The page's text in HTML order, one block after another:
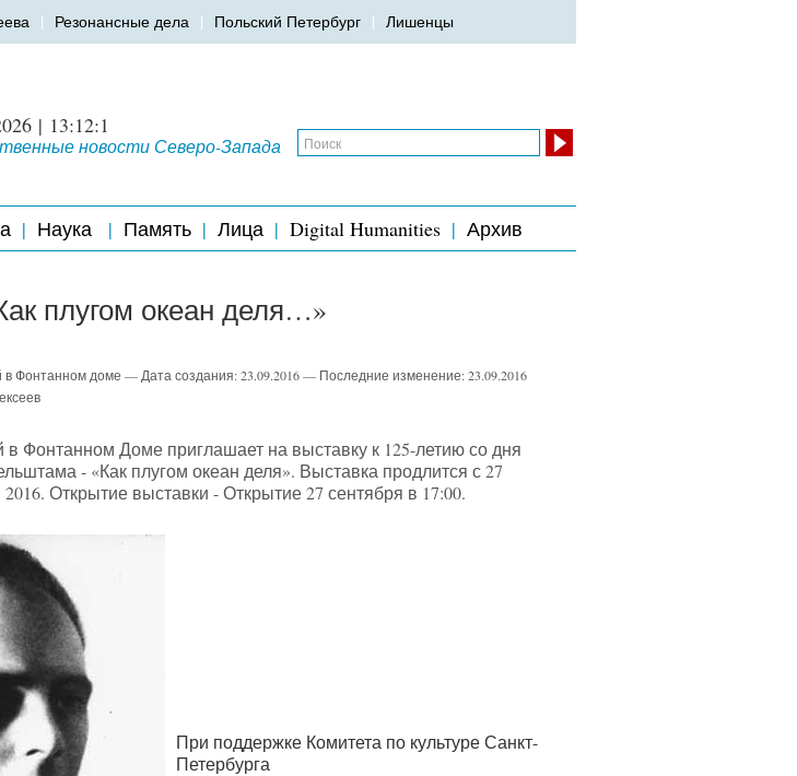
Резонансные дела Польский Петербург Лишенцы
| 13:12:1
новости Северо-Запада
Наука Память Лица Digital Humanities Архив
плугом океан деля…»
в Фонтанном доме — Дата создания:23.09.2016— Последние изменение:23.09.2016
Фонтанном Доме приглашает на выставку к 125-летию со дня
- «Как плугом океан деля». Выставка продлится с 27
Открытие выставки - Открытие 27 сентября в 17:00.
При поддержке Комитета по культуре Санкт-
Петербурга